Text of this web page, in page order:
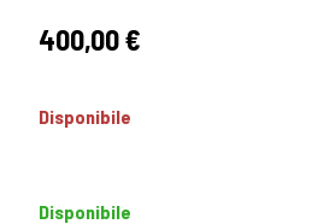
400,00€
Disponibile
Disponibile